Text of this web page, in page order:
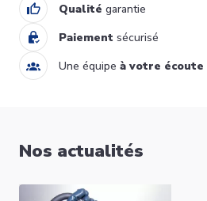
Qualité garantie
Paiement sécurisé
Une équipe à votre écoute
Nos actualités